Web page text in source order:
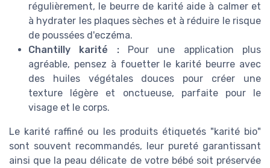
régulièrement, le beurre de karité aide à calmer et
à hydrater les plaques sèches et à réduire le risque
de poussées d'eczéma.
Chantilly karité :Pour une application plus
agréable, pensez à fouetter le karité beurre avec
des huiles végétales douces pour créer une
texture légère et onctueuse, parfaite pour le
visage et le corps.
Le karité raffiné ou les produits étiquetés "karité bio"
sont souvent recommandés, leur pureté garantissant
ainsi que la peau délicate de votre bébé soit préservée